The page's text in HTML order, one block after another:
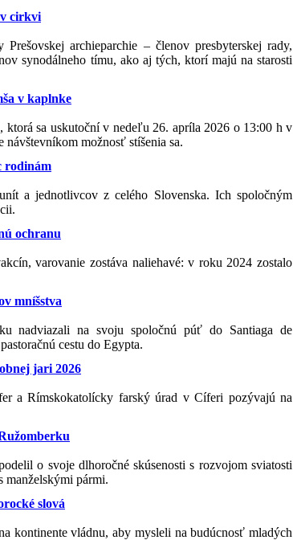
cirkvi
archieparchie – členov presbyterskej rady,
synodálneho tímu, ako aj tých, ktorí majú na starosti
v kaplnke
ktorá sa uskutoční v nedeľu 26. apríla 2026 o 13:00 h v
možnosť stíšenia sa.
rodinám
a jednotlivcov z celého Slovenska. Ich spoločným
ochranu
varovanie zostáva naliehavé: v roku 2024 zostalo
mníšstva
nadviazali na svoju spoločnú púť do Santiaga de
cestu do Egypta.
jari 2026
a Rímskokatolícky farský úrad v Cíferi pozývajú na
o svoje dlhoročné skúsenosti s rozvojom sviatosti
manželskými pármi.
slová
kontinente vládnu, aby mysleli na budúcnosť mladých